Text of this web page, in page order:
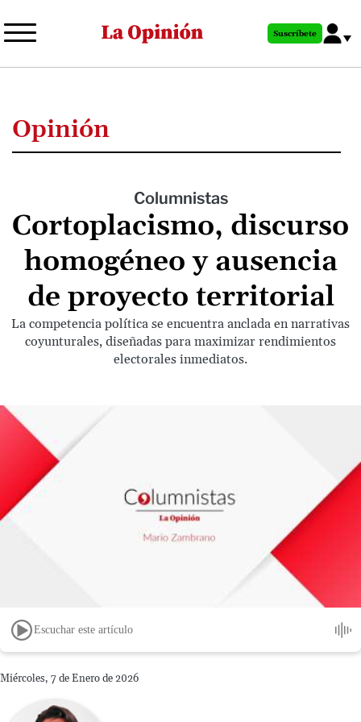
al
principal
Suscríbete
Opinión
Columnistas
Cortoplacismo, discurso
homogéneo y ausencia
de proyecto territorial
La competencia política se encuentra anclada en narrativas
coyunturales, diseñadas para maximizar rendimientos
electorales inmediatos.
Escuchar este artículo
Miércoles, 7 de Enero de 2026